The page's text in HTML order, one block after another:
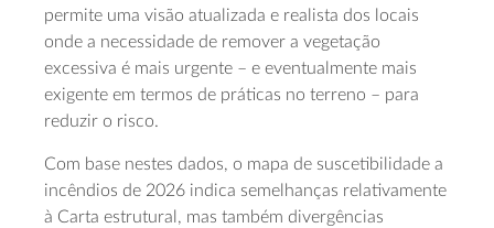
permite uma visão atualizada e realista dos locais
onde a necessidade de remover a vegetação
excessiva é mais urgente – e eventualmente mais
exigente em termos de práticas no terreno – para
reduzir o risco.
Com base nestes dados, o mapa de suscetibilidade a
incêndios de 2026 indica semelhanças relativamente
à Carta estrutural, mas também divergências